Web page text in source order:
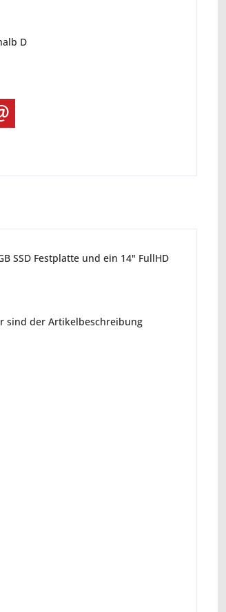
D
SSD Festplatte und ein 14" FullHD
sind der Artikelbeschreibung